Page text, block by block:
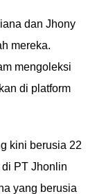
dan Jhony
mereka.
mengoleksi
di platform
kini berusia 22
PT Jhonlin
yang berusia